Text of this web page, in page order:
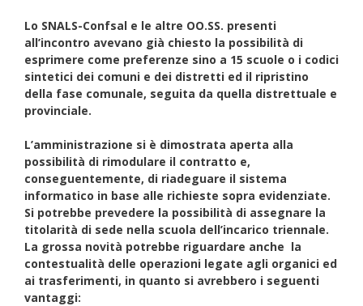
Lo SNALS-Confsal e le altre OO.SS. presenti
all’incontro avevano già chiesto la possibilità di
esprimere come preferenze sino a 15 scuole o i codici
sintetici dei comuni e dei distretti ed il ripristino
della fase comunale, seguita da quella distrettuale e
provinciale.
L’amministrazione si è dimostrata aperta alla
possibilità di rimodulare il contratto e,
conseguentemente, di riadeguare il sistema
informatico in base alle richieste sopra evidenziate.
Si potrebbe prevedere la possibilità di assegnare la
titolarità di sede nella scuola dell’incarico triennale.
La grossa novità potrebbe riguardare anche la
contestualità delle operazioni legate agli organici ed
ai trasferimenti, in quanto si avrebbero i seguenti
vantaggi: